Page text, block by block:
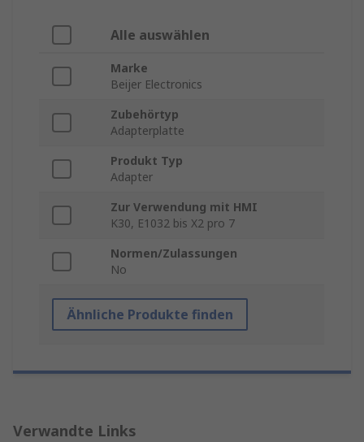
Alle auswählen
Marke
Beijer Electronics
Zubehörtyp
Adapterplatte
Produkt Typ
Adapter
Zur Verwendung mit HMI
K30, E1032 bis X2 pro 7
Normen/Zulassungen
No
Ähnliche Produkte finden
Verwandte Links